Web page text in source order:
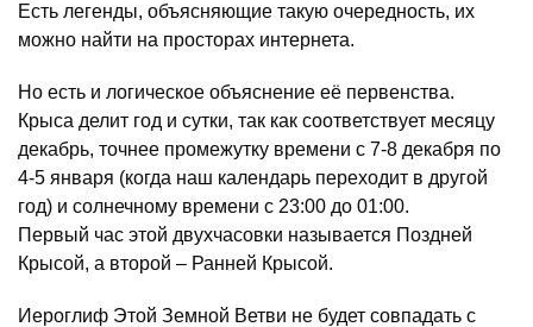
Есть легенды, объясняющие такую очередность, их
можно найти на просторах интернета.
Но есть и логическое объяснение её первенства.
Крыса делит год и сутки, так как соответствует месяцу
декабрь, точнее промежутку времени с 7-8 декабря по
4-5 января (когда наш календарь переходит в другой
год) и солнечному времени с 23:00 до 01:00.
Первый час этой двухчасовки называется Поздней
Крысой, а второй – Ранней Крысой.
Иероглиф Этой Земной Ветви не будет совпадать с